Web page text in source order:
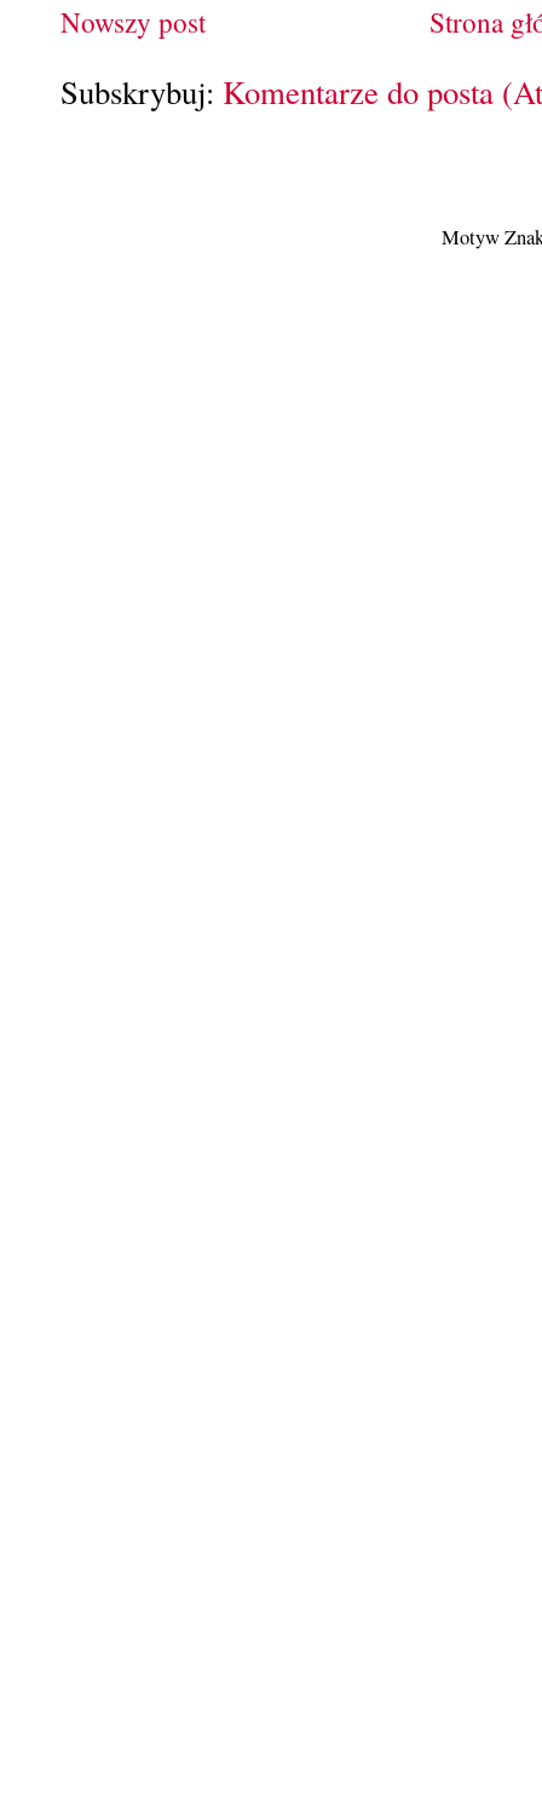
Nowszy post Strona
Subskrybuj: Komentarze do posta
Motyw